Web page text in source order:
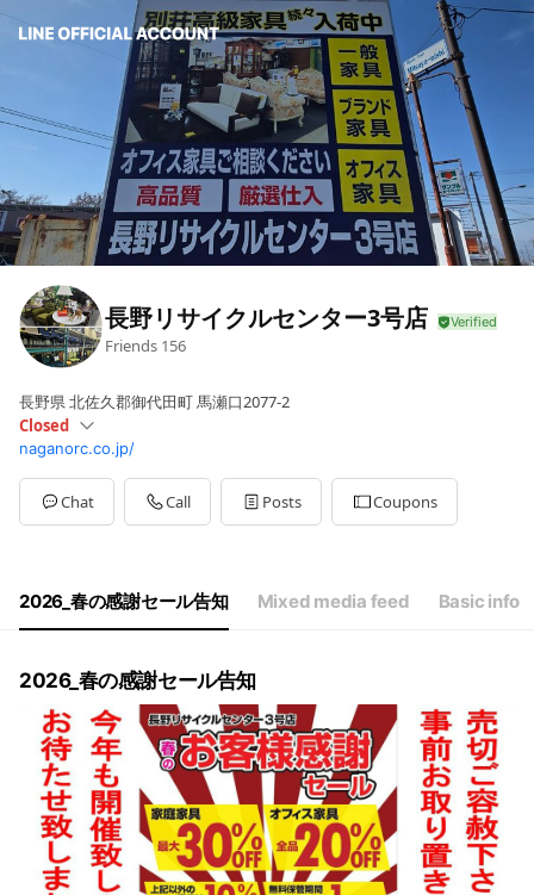
長野リサイクルセンター3号店
Friends 156
長野県 北佐久郡御代田町 馬瀬口2077-2
Closed
Sun09:30 - 18:30
Mon09:30 - 18:30
Tue09:30 - 18:30
WedClosed
09:30 - 18:30
naganorc.co.jp/
Chat Call Posts Coupons
2026_春の感謝セール告知 Mixed media feed Basic info
2026_春の感謝セール告知